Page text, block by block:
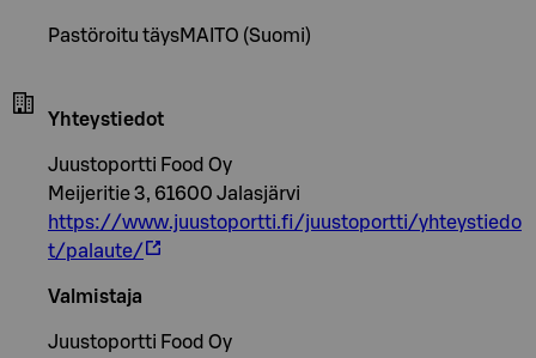
Pastöroitu täysMAITO (Suomi)
Yhteystiedot
Juustoportti Food Oy
Meijeritie 3, 61600 Jalasjärvi
https://www.juustoportti.fi/juustoportti/yhteystiedo
t/palaute/
Valmistaja
Juustoportti Food Oy